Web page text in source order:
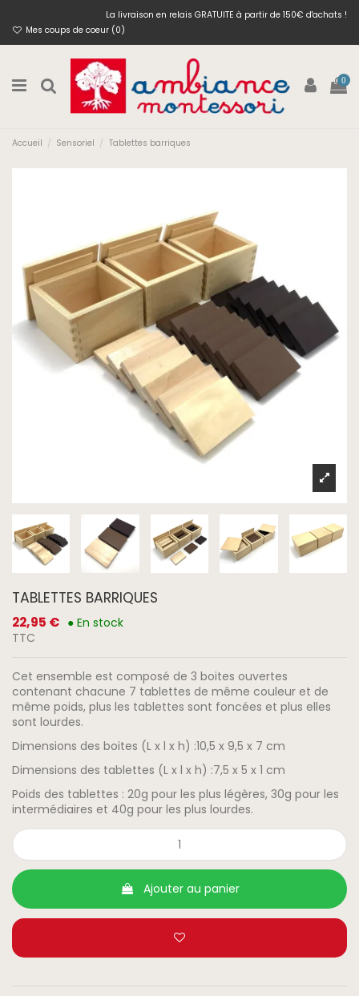
La livraison en relais GRATUITE à partir de 150€ d'achats !
Mes coups de coeur (0)
0
Accueil Sensoriel Tablettes barriques
TABLETTES BARRIQUES
22,95 € ● En stock
TTC
Cet ensemble est composé de 3 boites ouvertes
contenant chacune 7 tablettes de même couleur et de
même poids, plus les tablettes sont foncées et plus elles
sont lourdes.
Dimensions des boites (L x l x h) :10,5 x 9,5 x 7 cm
Dimensions des tablettes (L x l x h) :7,5 x 5 x 1 cm
Poids des tablettes : 20g pour les plus légères, 30g pour les
intermédiaires et 40g pour les plus lourdes.
Ajouter au panier